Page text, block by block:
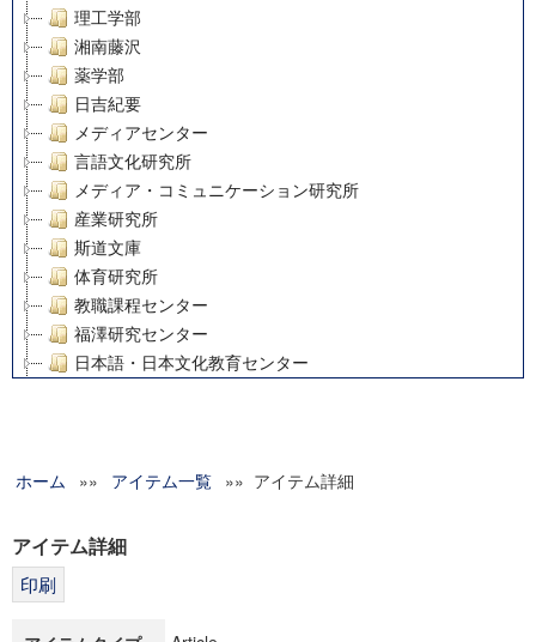
理工学部
湘南藤沢
薬学部
日吉紀要
メディアセンター
言語文化研究所
メディア・コミュニケーション研究所
産業研究所
斯道文庫
体育研究所
教職課程センター
福澤研究センター
日本語・日本文化教育センター
グローバルリサーチインスティテュート
科学研究費補助金研究成果報告書
ホーム »» アイテム一覧 »» アイテム詳細
アイテム詳細